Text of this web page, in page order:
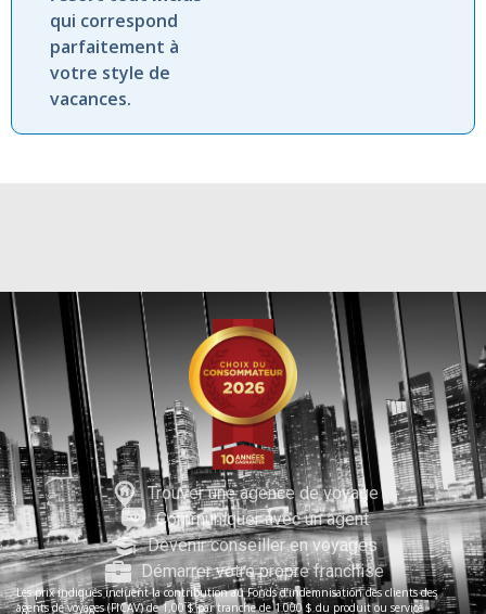
Homewood Suites By Hilton Anaheim Convention
Ctr
Las Vegas